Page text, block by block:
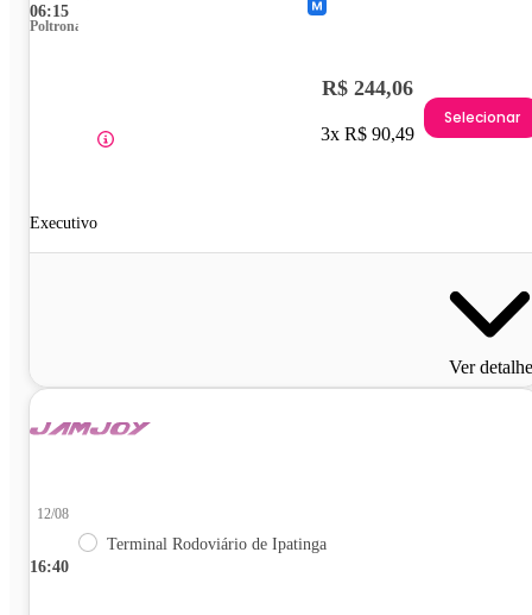
06:15
Poltrona
Executivo
R$ 244,06
3x R$ 90,49
Selecionar
Ver
16:40
12/08
Terminal Rodoviário de Ipatinga